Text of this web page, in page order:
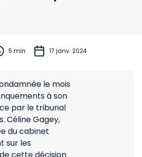
5 min 17 janv. 2024
le mois
à son
par le tribunal
Céline Gagey,
du cabinet
sur les